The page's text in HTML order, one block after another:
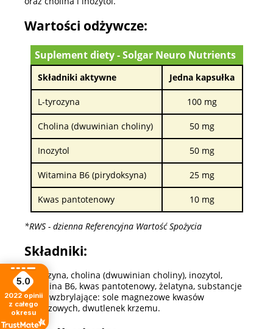
Wartości odżywcze:
Suplement diety - Solgar Neuro Nutrients
Składniki aktywne Jedna kapsułka
L-tyrozyna 100 mg
Cholina (dwuwinian choliny) 50 mg
Inozytol 50 mg
Witamina B6 (pirydoksyna) 25 mg
Kwas pantotenowy 10 mg
*RWS - dzienna Referencyjna Wartość Spożycia
Składniki:
L-tyrozyna, cholina (dwuwinian choliny), inozytol,
witamina B6, kwas pantotenowy, żelatyna, substancje
przeciwzbrylające: sole magnezowe kwasów
tłuszczowych, dwutlenek krzemu.
5.0
2022 opinii
z całego
okresu